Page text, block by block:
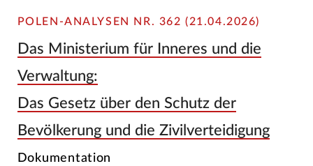
POLEN-ANALYSEN NR. 362 (21.04.2026)
Das Ministerium für Inneres und die
Verwaltung:
Das Gesetz über den Schutz der
Bevölkerung und die Zivilverteidigung
Dokumentation